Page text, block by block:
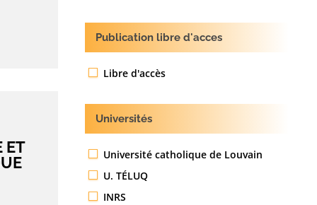
ET
Publication libre d'acces
Libre d'accès
Universités
Université catholique de Louvain
U. TÉLUQ
INRS